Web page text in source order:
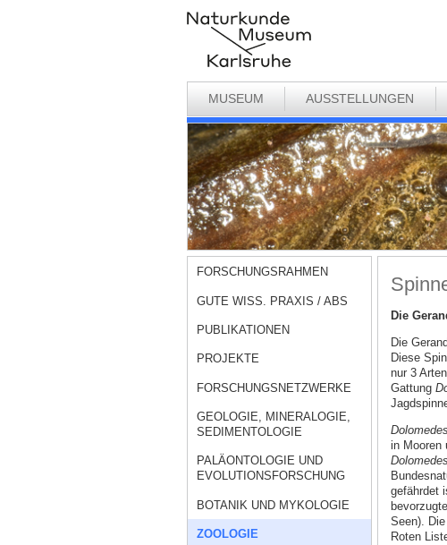
MUSEUM AUSSTELLUNGEN
FORSCHUNGSRAHMEN
GUTE WISS. PRAXIS / ABS
PUBLIKATIONEN
PROJEKTE
FORSCHUNGSNETZWERKE
GEOLOGIE, MINERALOGIE,
SEDIMENTOLOGIE
PALÄONTOLOGIE UND
EVOLUTIONSFORSCHUNG
BOTANIK UND MYKOLOGIE
ZOOLOGIE
Die
Die
Diese
nur 3
Gattung
in Mooren
gefährdet
Seen).
Roten